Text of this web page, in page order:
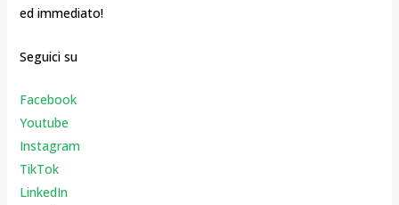
ed immediato!
Seguici su
Facebook
Youtube
Instagram
TikTok
LinkedIn